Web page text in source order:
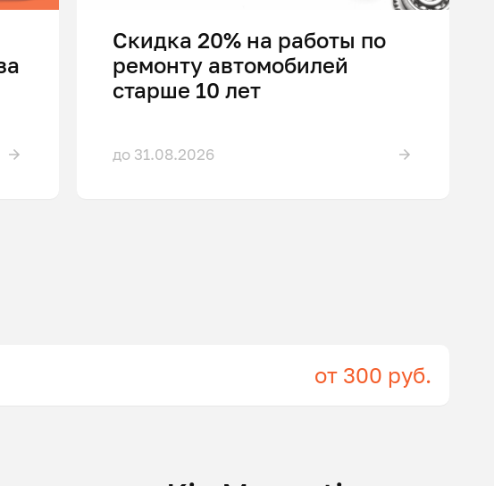
Скидка 20% на работы по
ремонту автомобилей
старше 10 лет
до 31.08.2026
от 300 руб.